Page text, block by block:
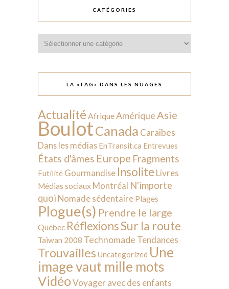
CATÉGORIES
LA «TAG» DANS LES NUAGES
Actualité AfriqueAmérique Asie
BoulotCanada Caraïbes
Dans les médias EnTransit.ca Entrevues
États d'âmes Europe Fragments
Futilité Gourmandise Insolite Livres
Médias sociaux Montréal N'importe
quoi Nomade sédentaire Plages
Plogue(s) Prendre le large
Québec RéflexionsSur la route
Taïwan 2008 Technomade Tendances
Trouvailles Uncategorized Une
image vaut mille mots
VidéoVoyager avec des enfants